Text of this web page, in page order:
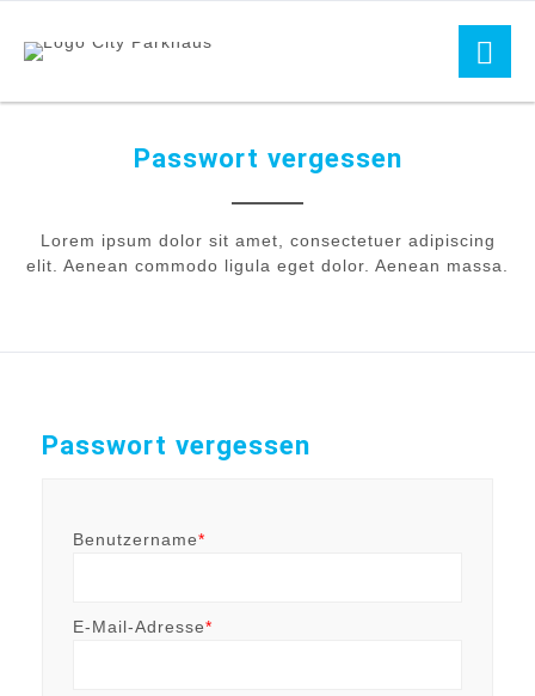
Passwort vergessen
Lorem ipsum dolor sit amet, consectetuer adipiscing
elit. Aenean commodo ligula eget dolor. Aenean massa.
Passwort vergessen
Benutzername*
E-Mail-Adresse*